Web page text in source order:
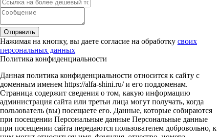
Отправить
Нажимая на кнопку, вы даете согласие на обработку своих
персональных данных
Политика конфиденциальности
Данная политика конфиденциальности относится к сайту с
доменным именем https://alfa-shini.ru/ и его поддоменам.
Страница содержит сведения о том, какую информацию
администрация сайта или третьи лица могут получать, когда
пользователь (вы) посещаете его. Данные, которые собираются
при посещении Персональные данные Персональные данные
при посещении сайта передаются пользователем добровольно, к